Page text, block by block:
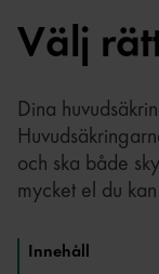
Välj
Dina
och ska både
mycket el du
Innehåll